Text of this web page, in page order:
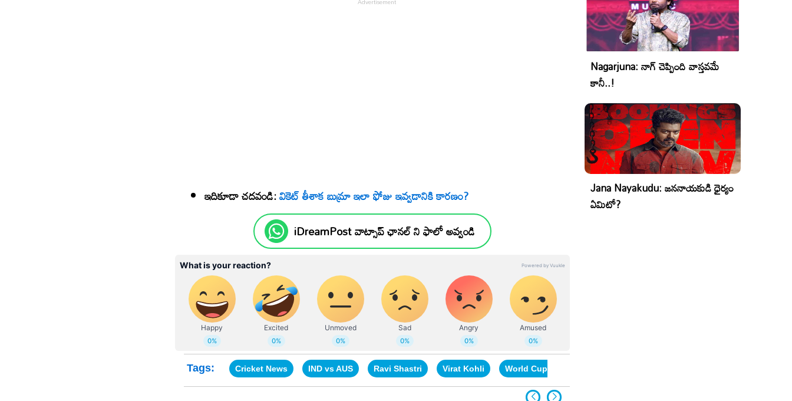
ఇదికూడా చదవండి:వికెట్ తీశాక బుమ్రా ఇలా ఫోజు ఇవ్వడానికి కారణం?
iDreamPost వాట్సాప్ ఛానల్ ని ఫాలో అవ్వండి
Tags: Cricket News IND vs AUS Ravi Shastri Virat Kohli World Cup 2023
Nagarjuna: నాగ్ చెప్పింది వాస్తవమే
కానీ..!
Jana Nayakudu: జననాయకుడి ధైర్యం
ఏమిటో?